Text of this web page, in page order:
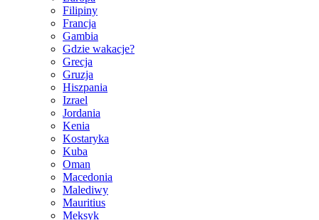
Filipiny
Francja
Gambia
Gdzie wakacje?
Grecja
Gruzja
Hiszpania
Izrael
Jordania
Kenia
Kostaryka
Kuba
Oman
Macedonia
Malediwy
Mauritius
Meksyk